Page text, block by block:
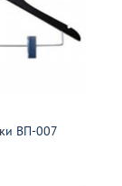
ВП-007